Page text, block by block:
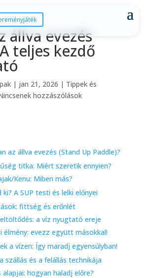
állva evezés
teljes kezdő
| jan 21, 2026 | Tippek és
hozzászólások
az állva evezés (Stand Up Paddle)?
titka: Miért szeretik ennyien?
Kenu: Miben más?
A SUP testi és lelki előnyei
fittség és erőnlét
a víz nyugtató ereje
élmény: evezz együtt másokkal!
a vízen: Így maradj egyensúlyban!
szállás és a felállás technikája
alapjai: hogyan haladj előre?